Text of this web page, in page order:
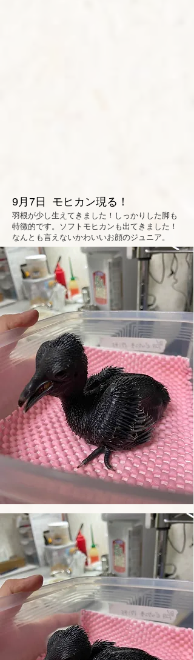
9月7日 モヒカン現る！
羽根が少し生えてきました！しっかりした脚も
特徴的です。ソフトモヒカンも出てきました！
なんとも言えないかわいいお顔のジュニア。